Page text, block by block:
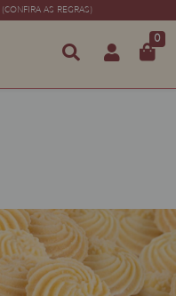
AS REGRAS)
0